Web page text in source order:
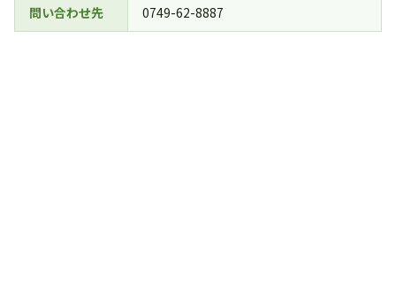
問い合わせ先 0749-62-8887